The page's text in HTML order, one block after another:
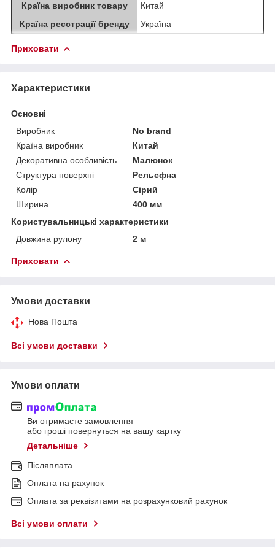
Країна виробник товару
Китай
Країна реєстрації бренду
Україна
Приховати
Характеристики
Основні
Виробник
No brand
Країна виробник
Китай
Декоративна особливість
Малюнок
Структура поверхні
Рельєфна
Колір
Сірий
Ширина
400 мм
Користувальницькі характеристики
Довжина рулону
2 м
Приховати
Умови доставки
Нова Пошта
Всі умови доставки
Умови оплати
Ви отримаєте замовлення
або гроші повернуться на вашу картку
Детальніше
Післяплата
Оплата на рахунок
Оплата за реквізитами на розрахунковий рахунок
Всі умови оплати